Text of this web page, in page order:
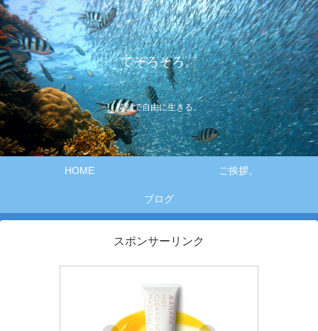
てそろそろ。
笑顔で自由に生きる。
HOME ご挨拶。
ブログ
スポンサーリンク